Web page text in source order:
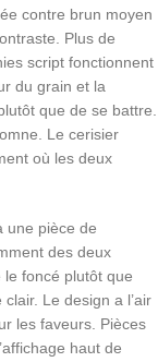
contre brun moyen
Plus de
script fonctionnent
du grain et la
que de se battre.
Le cerisier
où les deux
une pièce de
des deux
foncé plutôt que
Le design a l’air
les faveurs. Pièces
haut de